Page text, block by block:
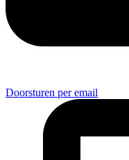
Doorsturen per email